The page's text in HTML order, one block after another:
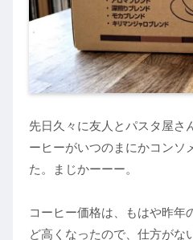
先日久々に友人とパスタ屋さ
ーヒーがいつのまにかコンソ
た。まじかーーー。
コーヒー価格は、もはや昨年
ど高くなったので、仕方がな